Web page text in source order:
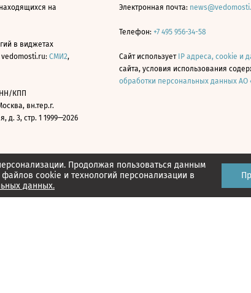
Продолжая пользоваться данным
cookie и технологий персонализации в
данных.
на
в виджетах
СМИ2,
КПП
вн.тер.г.
3, стр. 1 1999—2026
Электронная почта:
Телефон: +7 495 956-34-58
Сайт использует IP адреса, cookie и
сайта, условия использования
обработки персональных данных